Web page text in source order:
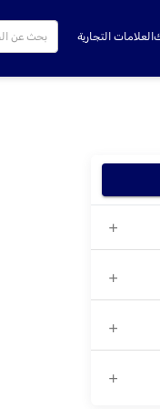
العلامات التجارية